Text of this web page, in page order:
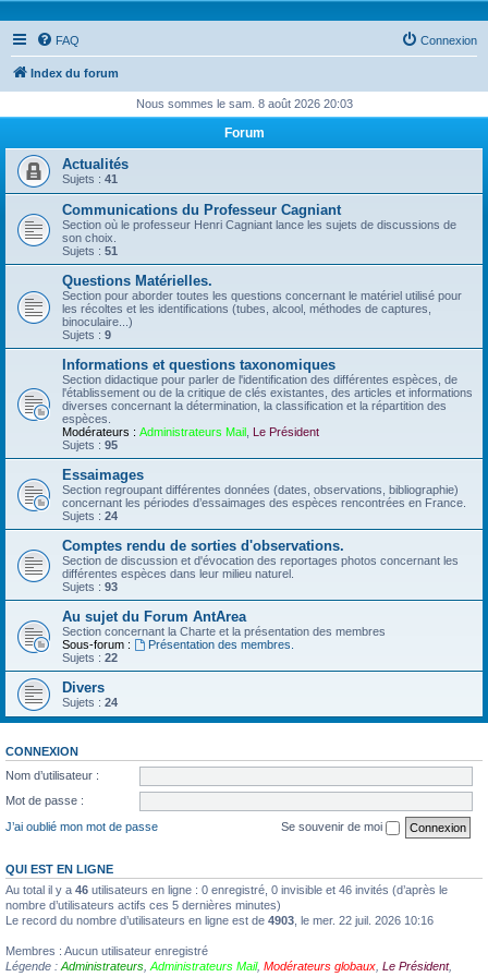
FAQ Connexion
Index du forum
Nous sommes le sam. 8 août 2026 20:03
Forum
Actualités
Sujets : 41
Communications du Professeur Cagniant
Section où le professeur Henri Cagniant lance les sujets de discussions de
son choix.
Sujets : 51
Questions Matérielles.
Section pour aborder toutes les questions concernant le matériel utilisé pour
les récoltes et les identifications (tubes, alcool, méthodes de captures,
binoculaire...)
Sujets : 9
Informations et questions taxonomiques
Section didactique pour parler de l'identification des différentes espèces, de
l'établissement ou de la critique de clés existantes, des articles et informations
diverses concernant la détermination, la classification et la répartition des
espèces.
Modérateurs : Administrateurs Mail Le Président
Sujets : 95
Essaimages
Section regroupant différentes données (dates, observations, bibliographie)
concernant les périodes d’essaimages des espèces rencontrées en France.
Sujets : 24
Comptes rendu de sorties d'observations.
Section de discussion et d'évocation des reportages photos concernant les
différentes espèces dans leur milieu naturel.
Sujets : 93
Au sujet du Forum AntArea
Section concernant la Charte et la présentation des membres
Sous-forum :
Présentation des membres.
Sujets : 22
Divers
Sujets : 24
CONNEXION
Nom d’utilisateur :
Mot de passe :
J’ai oublié mon mot de passe
Se souvenir de moi
QUI EST EN LIGNE
Au total il y a 46 utilisateurs en ligne : 0 enregistré, 0 invisible et 46 invités (d’après le
nombre d’utilisateurs actifs ces 5 dernières minutes)
Le record du nombre d’utilisateurs en ligne est de 4903 , le mer. 22 juil. 2026 10:16
Membres : Aucun utilisateur enregistré
Légende : Administrateurs Administrateurs Mail, Modérateurs globaux Le Président,